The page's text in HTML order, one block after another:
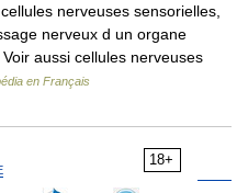
nerveuses sensorielles,
nerveux d un organe
aussi cellules nerveuses
en Français
18+